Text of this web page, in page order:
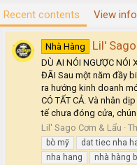
Recent contents View
Nhà Hàng Lil'
DÙ AI NÓI NGƯỢC NÓI
ĐÃI Sau một năm đầy
ra hướng kinh doanh
CÓ TẤT CẢ. Và nhân
tế chưa đóng cửa,
Lil' Sago Cơm & Lẩu
bò mỹ
dat tiec nha
nha hang
nhà hàng